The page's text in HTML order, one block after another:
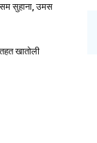
सुहाना, उमस
खातोली